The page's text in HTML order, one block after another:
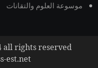
موسوعة العلوم والتقانات
all rights reserved.
est.net